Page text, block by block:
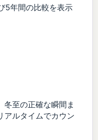
5年間の比較を表示
冬至の正確な瞬間ま
アルタイムでカウン